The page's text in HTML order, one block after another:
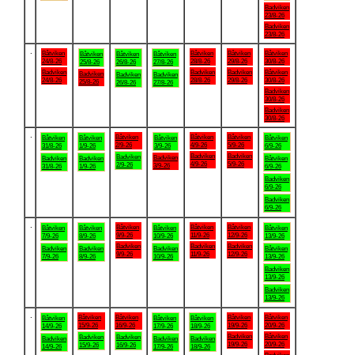
Badviken
23/8-26
Badviken
23/8-26
Båtviken
24/8-26
Badviken
24/8-26
Båtviken
25/8-26
Badviken
25/8-26
Båtviken
26/8-26
Badviken
26/8-26
Båtviken
27/8-26
Badviken
27/8-26
Båtviken
28/8-26
Badviken
28/8-26
Båtviken
29/8-26
Badviken
29/8-26
Båtviken
30/8-26
Båtviken
30/8-26
Badviken
30/8-26
Badviken
30/8-26
Båtviken
31/8-26
Badviken
31/8-26
Båtviken
1/9-26
Badviken
1/9-26
Båtviken
2/9-26
Badviken
2/9-26
Båtviken
3/9-26
Badviken
3/9-26
Båtviken
4/9-26
Badviken
4/9-26
Båtviken
5/9-26
Badviken
5/9-26
Båtviken
6/9-26
Båtviken
6/9-26
Badviken
6/9-26
Badviken
6/9-26
Båtviken
7/9-26
Badviken
7/9-26
Båtviken
8/9-26
Badviken
8/9-26
Båtviken
9/9-26
Badviken
9/9-26
Båtviken
10/9-26
Badviken
10/9-26
Båtviken
11/9-26
Badviken
11/9-26
Båtviken
12/9-26
Badviken
12/9-26
Båtviken
13/9-26
Båtviken
13/9-26
Badviken
13/9-26
Badviken
13/9-26
Båtviken
14/9-26
Badviken
14/9-26
Båtviken
15/9-26
Badviken
15/9-26
Båtviken
16/9-26
Badviken
16/9-26
Båtviken
17/9-26
Badviken
17/9-26
Båtviken
18/9-26
Badviken
18/9-26
Båtviken
19/9-26
Badviken
19/9-26
Båtviken
20/9-26
Båtviken
20/9-26